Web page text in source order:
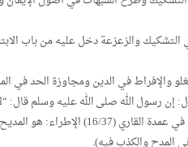
والزعزعة دخل عليه من باب
والإفراط في الدين ومجاوزة الحد في
رسول الله صلى الله عليه وسلم قال:
فقولوا عبد الله ورسوله”. (قال
المدح والكذب فيه).